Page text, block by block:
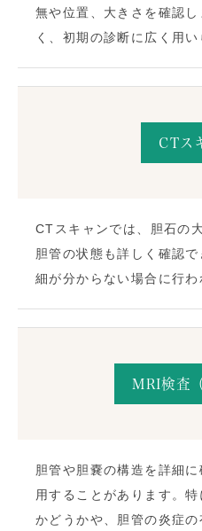
無や位置、大きさを確認
く、初期の診断に広く用い
CTス
CTスキャンでは、胆石の
胆管の状態も詳しく確認
細が分からない場合に行わ
MRI検査
胆管や胆嚢の構造を詳細
用することがあります。
かどうかや、胆管の炎症